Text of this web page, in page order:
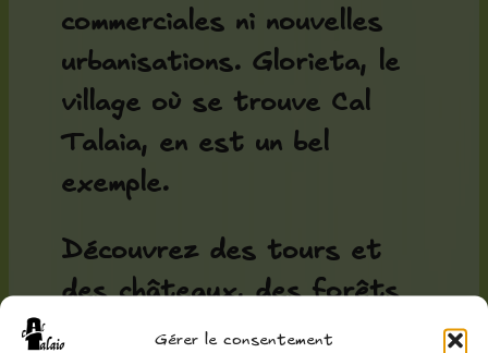
Gérer le consentement
commerciales ni nouvelles
urbanisations. Glorieta, le
village où se trouve Cal
Talaia, en est un bel
exemple.
Découvrez des tours et
des châteaux, des forêts
et des champs reliés par